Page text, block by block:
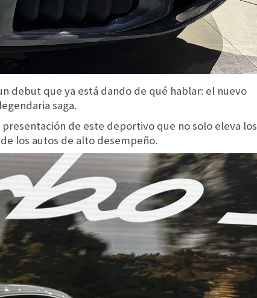
debut que ya está dando de qué hablar: el nuevo
saga.
de este deportivo que no solo eleva los
los autos de alto desempeño.